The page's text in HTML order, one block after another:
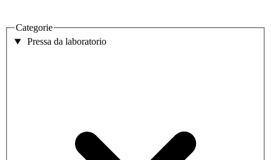
Categorie
Pressa da laboratorio